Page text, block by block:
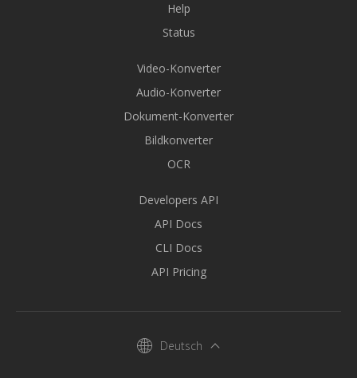
Help
Status
Video-Konverter
Audio-Konverter
Dokument-Konverter
Bildkonverter
OCR
Developers API
API Docs
CLI Docs
API Pricing
Deutsch